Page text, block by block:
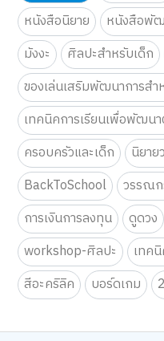
หนังสือนิยาย
หนังสือพั
มังงะ
ศิลปะสำหรับเด็ก
ของเล่นเสริมพัฒนาการสำ
เทคนิคการเรียนเพื่อพัฒนา
ครอบครัวและเด็ก
นิยาย
BackToSchool
วรรณ
การเงินการลงทุน
ดูดวง
workshop-ศิลปะ
เทค
สีอะคริลิค
บอร์ดเกม